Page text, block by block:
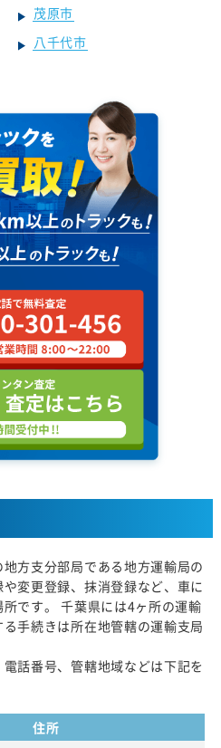
茂原市
八千代市
方支分部局である地方運輸局の
変更登録、抹消登録など、車に
です。 千葉県には4ヶ所の運輸
手続きは所在地管轄の運輸支局
話番号、管轄地域などは下記を
住所